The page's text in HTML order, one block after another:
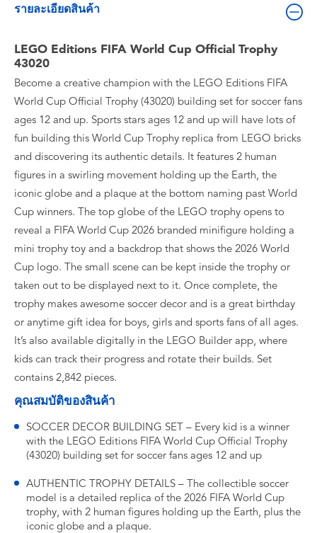
แกดเจ็ต
รายละเอียดสินค้า
LEGO Editions FIFA World Cup Official Trophy
43020
Become a creative champion with the LEGO Editions FIFA
World Cup Official Trophy (43020) building set for soccer fans
ages 12 and up. Sports stars ages 12 and up will have lots of
fun building this World Cup Trophy replica from LEGO bricks
and discovering its authentic details. It features 2 human
figures in a swirling movement holding up the Earth, the
iconic globe and a plaque at the bottom naming past World
Cup winners. The top globe of the LEGO trophy opens to
reveal a FIFA World Cup 2026 branded minifigure holding a
mini trophy toy and a backdrop that shows the 2026 World
Cup logo. The small scene can be kept inside the trophy or
taken out to be displayed next to it. Once complete, the
trophy makes awesome soccer decor and is a great birthday
or anytime gift idea for boys, girls and sports fans of all ages.
It’s also available digitally in the LEGO Builder app, where
kids can track their progress and rotate their builds. Set
contains 2,842 pieces.
คุณสมบัติของสินค้า
SOCCER DECOR BUILDING SET – Every kid is a winner
with the LEGO Editions FIFA World Cup Official Trophy
(43020) building set for soccer fans ages 12 and up
AUTHENTIC TROPHY DETAILS – The collectible soccer
model is a detailed replica of the 2026 FIFA World Cup
trophy, with 2 human figures holding up the Earth, plus the
iconic globe and a plaque.